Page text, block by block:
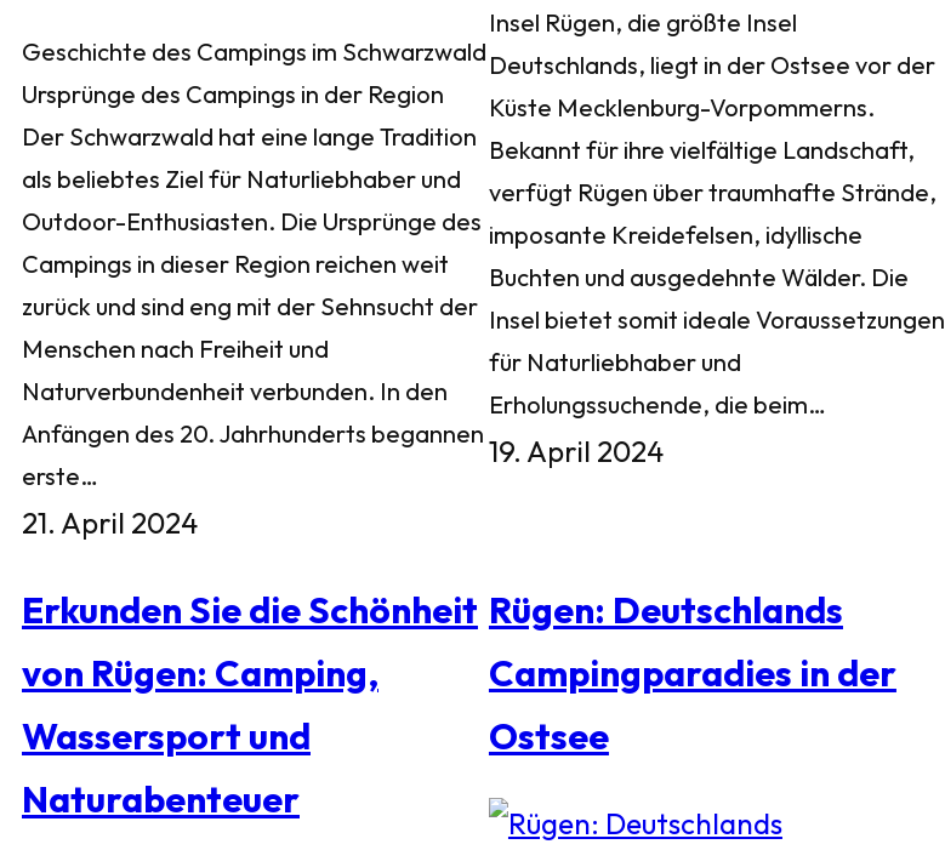
Geschichte des Campings im Schwarzwald
Ursprünge des Campings in der Region
Der Schwarzwald hat eine lange Tradition
als beliebtes Ziel für Naturliebhaber und
Outdoor-Enthusiasten. Die Ursprünge des
Campings in dieser Region reichen weit
zurück und sind eng mit der Sehnsucht der
Menschen nach Freiheit und
Naturverbundenheit verbunden. In den
Anfängen des 20. Jahrhunderts begannen
erste…
21. April 2024
Insel Rügen, die größte Insel
Deutschlands, liegt in der Ostsee vor der
Küste Mecklenburg-Vorpommerns.
Bekannt für ihre vielfältige Landschaft,
verfügt Rügen über traumhafte Strände,
imposante Kreidefelsen, idyllische
Buchten und ausgedehnte Wälder. Die
Insel bietet somit ideale Voraussetzungen
für Naturliebhaber und
Erholungssuchende, die beim…
19. April 2024
Erkunden Sie die Schönheit
von Rügen: Camping,
Wassersport und
Naturabenteuer
Rügen: Deutschlands
Campingparadies in der
Ostsee